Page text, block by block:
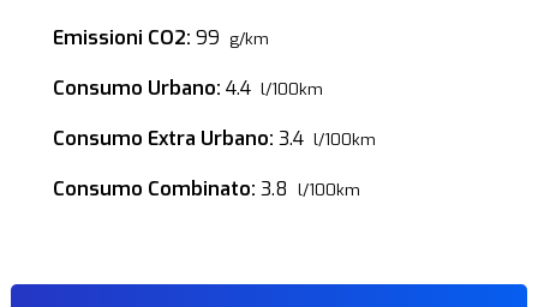
Emissioni CO2: 99 g/km
Consumo Urbano: 4.4 l/100km
Consumo Extra Urbano: 3.4 l/100km
Consumo Combinato: 3.8 l/100km